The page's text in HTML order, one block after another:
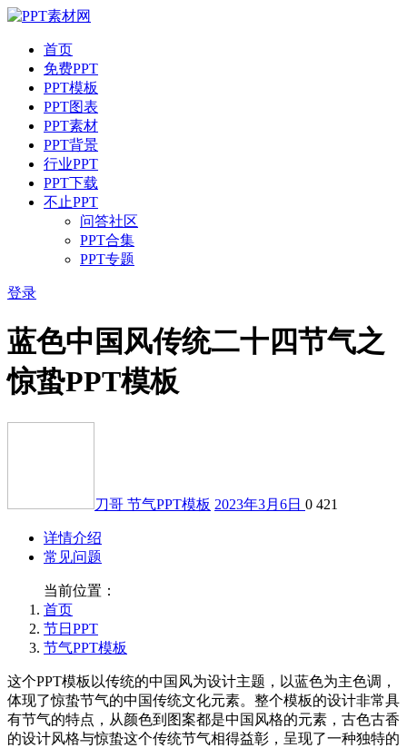
首页
免费PPT
PPT模板
PPT图表
PPT素材
PPT背景
行业PPT
PPT下载
不止PPT
问答社区
PPT合集
PPT专题
登录
蓝色中国风传统二十四节气之
惊蛰PPT模板
刀哥 节气PPT模板 2023年3月6日 0 421
详情介绍
常见问题
当前位置：
首页
节日PPT
节气PPT模板
这个PPT模板以传统的中国风为设计主题，以蓝色为主色调，
体现了惊蛰节气的中国传统文化元素。整个模板的设计非常具
有节气的特点，从颜色到图案都是中国风格的元素，古色古香
的设计风格与惊蛰这个传统节气相得益彰，呈现了一种独特的